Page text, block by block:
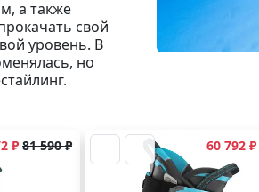
а также
свой
уровень. В
но
₽ 81 590 ₽ 60 792 ₽